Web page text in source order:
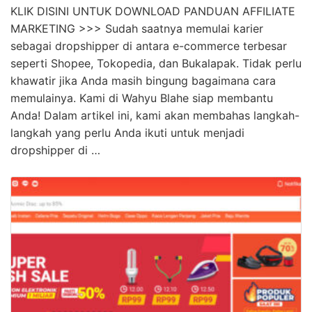
KLIK DISINI UNTUK DOWNLOAD PANDUAN AFFILIATE
MARKETING >>> Sudah saatnya memulai karier
sebagai dropshipper di antara e-commerce terbesar
seperti Shopee, Tokopedia, dan Bukalapak. Tidak perlu
khawatir jika Anda masih bingung bagaimana cara
memulainya. Kami di Wahyu Blahe siap membantu
Anda! Dalam artikel ini, kami akan membahas langkah-
langkah yang perlu Anda ikuti untuk menjadi
dropshipper di …